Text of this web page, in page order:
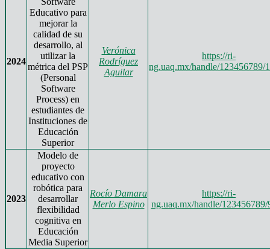
2024
Educativo para
mejorar la
calidad de su
desarrollo, al
utilizar la
métrica del PSP
(Personal
Software
Process) en
estudiantes de
Instituciones de
Educación
Superior
Verónica
Rodríguez
Aguilar
https://ri-
ng.uaq.mx/handle/123456789/
2023
Modelo de
proyecto
educativo con
robótica para
desarrollar
flexibilidad
cognitiva en
Educación
Media Superior
Rocío Damara
Merlo Espino
https://ri-
ng.uaq.mx/handle/123456789/